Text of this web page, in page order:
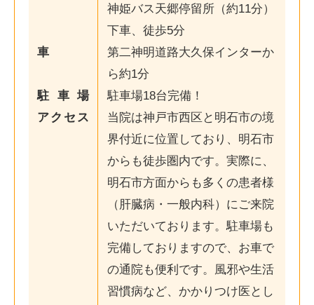
神姫バス天郷停留所（約11分）
下車、徒歩5分
車
第二神明道路大久保インターか
ら約1分
駐車場
駐車場18台完備！
アクセス
当院は神戸市西区と明石市の境
界付近に位置しており、明石市
からも徒歩圏内です。実際に、
明石市方面からも多くの患者様
（肝臓病・一般内科）にご来院
いただいております。駐車場も
完備しておりますので、お車で
の通院も便利です。風邪や生活
習慣病など、かかりつけ医とし